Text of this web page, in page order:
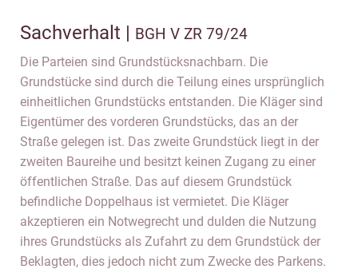
Sachverhalt | BGH V ZR 79/24
Die Parteien sind Grundstücksnachbarn. Die
Grundstücke sind durch die Teilung eines ursprünglich
einheitlichen Grundstücks entstanden. Die Kläger sind
Eigentümer des vorderen Grundstücks, das an der
Straße gelegen ist. Das zweite Grundstück liegt in der
zweiten Baureihe und besitzt keinen Zugang zu einer
öffentlichen Straße. Das auf diesem Grundstück
befindliche Doppelhaus ist vermietet. Die Kläger
akzeptieren ein Notwegrecht und dulden die Nutzung
ihres Grundstücks als Zufahrt zu dem Grundstück der
Beklagten, dies jedoch nicht zum Zwecke des Parkens.